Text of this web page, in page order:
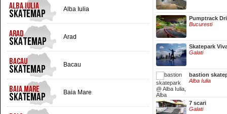
Alba Iulia
Arad
Bacau
Baia Mare
Pumptrack
Bucuresti
Skatepark
Galati
bastion
Alba Iulia
7 scari
Galati